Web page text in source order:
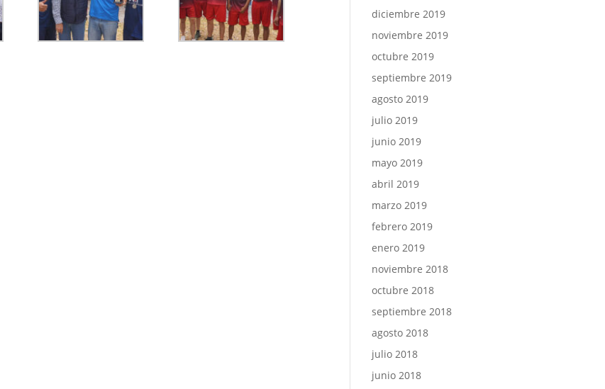
diciembre 2019
noviembre 2019
octubre 2019
septiembre 2019
agosto 2019
julio 2019
junio 2019
mayo 2019
abril 2019
marzo 2019
febrero 2019
enero 2019
noviembre 2018
octubre 2018
septiembre 2018
agosto 2018
julio 2018
junio 2018